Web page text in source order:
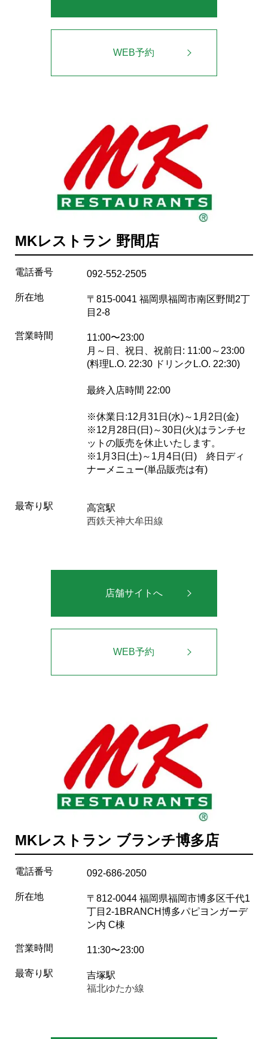
WEB予約
MKレストラン 野間店
電話番号 092-552-2505
所在地
〒815-0041 福岡県福岡市南区野間2丁
目2-8
営業時間
11:00〜23:00
月～日、祝日、祝前日: 11:00～23:00
(料理L.O. 22:30 ドリンクL.O. 22:30)
最終入店時間 22:00
※休業日:12月31日(水)～1月2日(金)
※12月28日(日)～30日(火)はランチセ
ットの販売を休止いたします。
※1月3日(土)～1月4日(日) 終日ディ
ナーメニュー(単品販売は有)
最寄り駅
高宮駅
西鉄天神大牟田線
店舗サイトへ
WEB予約
MKレストラン ブランチ博多店
電話番号 092-686-2050
所在地
〒812-0044 福岡県福岡市博多区千代1
丁目2-1BRANCH博多パピヨンガーデ
ン内 C棟
営業時間 11:30〜23:00
最寄り駅
吉塚駅
福北ゆたか線